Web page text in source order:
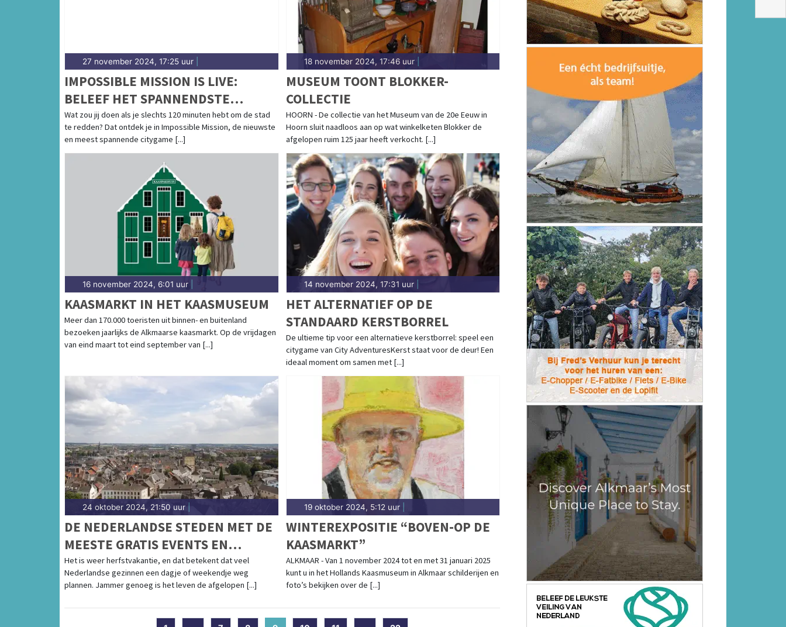
27 november 2024, 17:25 uur
IMPOSSIBLE MISSION IS LIVE:
BELEEF HET SPANNENDSTE
STADSSPEL NU MET KORTING!
Wat zou jij doen als je slechts 120 minuten hebt om de stad
te redden? Dat ontdek je in Impossible Mission, de nieuwste
en meest spannende citygame [...]
18 november 2024, 17:46 uur|
MUSEUM TOONT BLOKKER-
COLLECTIE
HOORN - De collectie van het Museum van de 20e Eeuw in
Hoorn sluit naadloos aan op wat winkelketen Blokker de
afgelopen ruim 125 jaar heeft verkocht. [...]
16 november 2024, 6:01 uur
KAASMARKT IN HET KAASMUSEUM
Meer dan 170.000 toeristen uit binnen- en buitenland
bezoeken jaarlijks de Alkmaarse kaasmarkt. Op de vrijdagen
van eind maart tot eind september van [...]
14 november 2024, 17:31 uur|
HET ALTERNATIEF OP DE
STANDAARD KERSTBORREL
De ultieme tip voor een alternatieve kerstborrel: speel een
citygame van City AdventuresKerst staat voor de deur! Een
ideaal moment om samen met [...]
24 oktober 2024, 21:50 uur
DE NEDERLANDSE STEDEN MET DE
MEESTE GRATIS EVENTS EN
BEZIENSWAARDIGHEDEN
Het is weer herfstvakantie, en dat betekent dat veel
Nederlandse gezinnen een dagje of weekendje weg
plannen. Jammer genoeg is het leven de afgelopen [...]
19 oktober 2024, 5:12 uur|
WINTEREXPOSITIE “BOVEN-OP DE
KAASMARKT”
ALKMAAR - Van 1 november 2024 tot en met 31 januari 2025
kunt u in het Hollands Kaasmuseum in Alkmaar schilderijen en
foto’s bekijken over de [...]